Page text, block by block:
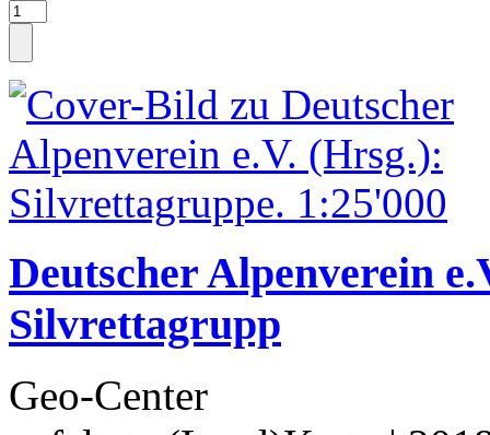
Deutscher Alpenverein
Silvrettagrupp
Geo-Center